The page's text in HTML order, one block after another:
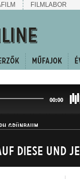
FILMLABOR
00:00
GRÜNBAUM
Diese und